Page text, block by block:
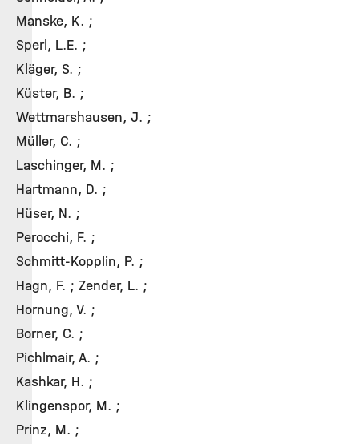
Manske, K. ;
Sperl, L.E. ;
Kläger, S. ;
Küster, B. ;
Wettmarshausen, J. ;
Müller, C. ;
Laschinger, M. ;
Hartmann, D. ;
Hüser, N. ;
Perocchi, F. ;
Schmitt-Kopplin, P. ;
Hagn, F. ; Zender, L. ;
Hornung, V. ;
Borner, C. ;
Pichlmair, A. ;
Kashkar, H. ;
Klingenspor, M. ;
Prinz, M. ;